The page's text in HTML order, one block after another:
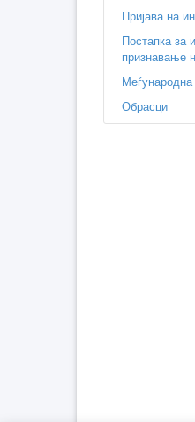
Пријава на
Постапка за
признавање
Обрасци